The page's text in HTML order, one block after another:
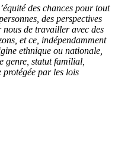
des chances pour tout
des perspectives
nous de travailler avec des
et ce, indépendamment
ethnique ou nationale,
genre, statut familial,
par les lois